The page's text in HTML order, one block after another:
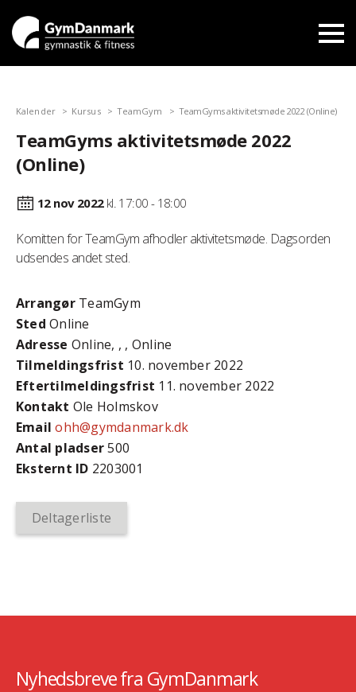
Kalender Kursus TeamGym TeamGyms aktivitetsmøde 2022 (Online)
TeamGyms aktivitetsmøde 2022
(Online)
12 nov 2022kl. 17:00 - 18:00
Komitten for TeamGym afhodler aktivitetsmøde. Dagsorden
udsendes andet sted.
ArrangørTeamGym
Sted Online
Adresse Online, , , Online
Tilmeldingsfrist 10. november 2022
Efter­tilmeldings­frist 11. november 2022
Kontakt Ole Holmskov
Email ohh@gymdanmark.dk
Antal pladser500
Eksternt ID 2203001
Deltagerliste
Nyhedsbreve fra GymDanmark